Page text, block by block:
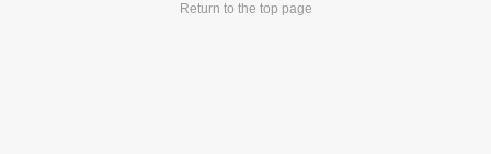
Return to the top page